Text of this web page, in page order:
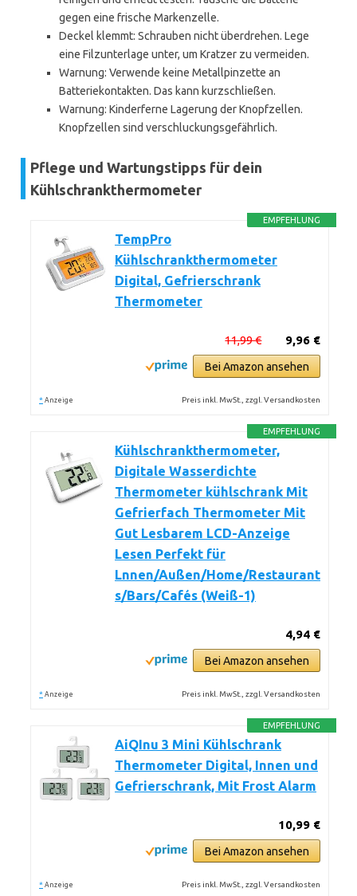
gegen eine frische Markenzelle.
Deckel klemmt: Schrauben nicht überdrehen. Lege
eine Filzunterlage unter, um Kratzer zu vermeiden.
Warnung: Verwende keine Metallpinzette an
Batteriekontakten. Das kann kurzschließen.
Warnung: Kinderferne Lagerung der Knopfzellen.
Knopfzellen sind verschluckungsgefährlich.
Pflege und Wartungstipps für dein
Kühlschrankthermometer
EMPFEHLUNG
TempPro
Kühlschrankthermometer
Digital, Gefrierschrank
Thermometer
9,96 €
11,99 €
Bei Amazon ansehen
* Anzeige Preis inkl. MwSt., zzgl. Versandkosten
EMPFEHLUNG
Kühlschrankthermometer,
Digitale Wasserdichte
Thermometer kühlschrank Mit
Gefrierfach Thermometer Mit
Gut Lesbarem LCD-Anzeige
Lesen Perfekt für
Lnnen/Außen/Home/Restaurant
s/Bars/Cafés (Weiß-1)
4,94 €
Bei Amazon ansehen
* Anzeige Preis inkl. MwSt., zzgl. Versandkosten
EMPFEHLUNG
AiQInu 3 Mini Kühlschrank
Thermometer Digital, Innen und
Gefrierschrank, Mit Frost Alarm
10,99 €
Bei Amazon ansehen
* Anzeige Preis inkl. MwSt., zzgl. Versandkosten